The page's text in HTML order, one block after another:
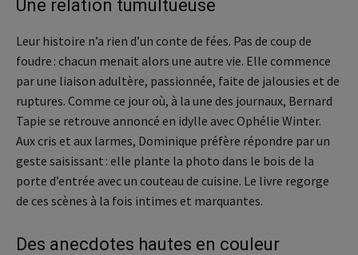
Une relation tumultueuse
Leur histoire n’a rien d’un conte de fées. Pas de coup de
foudre : chacun menait alors une autre vie. Elle commence
par une liaison adultère, passionnée, faite de jalousies et de
ruptures. Comme ce jour où, à la une des journaux, Bernard
Tapie se retrouve annoncé en idylle avec Ophélie Winter.
Aux cris et aux larmes, Dominique préfère répondre par un
geste saisissant : elle plante la photo dans le bois de la
porte d’entrée avec un couteau de cuisine. Le livre regorge
de ces scènes à la fois intimes et marquantes.
Des anecdotes hautes en couleur